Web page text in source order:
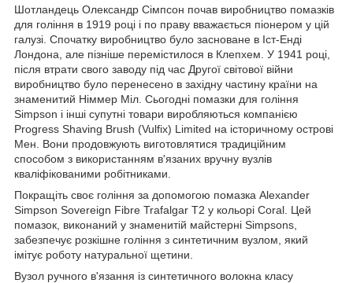
Шотландець Олександр Сімпсон почав виробництво помазків
для гоління в 1919 році і по праву вважається піонером у цій
галузі. Спочатку виробництво було засноване в Іст-Енді
Лондона, але пізніше перемістилося в Клепхем. У 1941 році,
після втрати свого заводу під час Другої світової війни
виробництво було перенесено в західну частину країни на
знаменитий Німмер Міл. Сьогодні помазки для гоління
Simpson і інші супутні товари виробляються компанією
Progress Shaving Brush (Vulfix) Limited на історичному острові
Мен. Вони продовжують виготовлятися традиційним
способом з використанням в'язаних вручну вузлів
кваліфікованими робітниками.
Покращіть своє гоління за допомогою помазка Alexander
Simpson Sovereign Fibre Trafalgar T2 у кольорі Coral. Цей
помазок, виконаний у знаменитій майстерні Simpsons,
забезпечує розкішне гоління з синтетичним вузлом, який
імітує роботу натуральної щетини.
Вузол ручного в'язання із синтетичного волокна класу